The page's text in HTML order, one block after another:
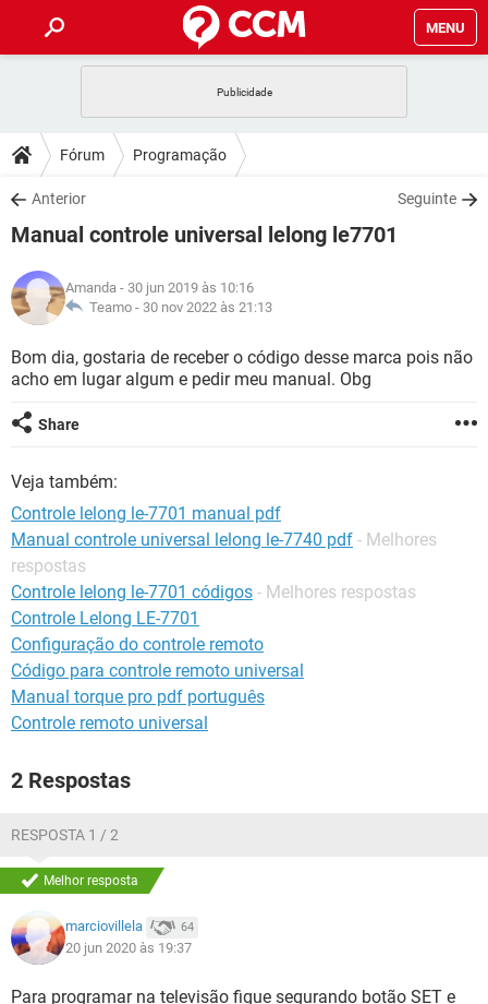
MENU
CELULAR
OUTLOOK
INSTAGRAM GMAIL
GUIA DE COMPRAS
DICAS
JOGOS
INSTAGRAM
GUIA DE COMPRAS
DOWNLOADS
JOGOS WHATSAPP
CELULAR
OUTLOOK EXCEL
INSTAGRAM GMAIL
GUIA DE COMPRAS
JOGOS
CELULAR
OUTLOOK EXCEL
GLOSSÁRIO
JOGOS WHATSAPP
CELULAR FACEBOOK
OUTLOOK
GUIA DE COMPRAS
Fórum Programação
Anterior Seguinte
Manual controle universal lelong le7701
Amanda - 30 jun 2019 às 10:16
Teamo - 30 nov 2022 às 21:13
Bom dia, gostaria de receber o código desse marca pois não
acho em lugar algum e pedir meu manual. Obg
Share
Veja também:
Controle lelong le-7701 manual pdf
Manual controle universal lelong le-7740 pdf - Melhores
respostas
Controle lelong le-7701 códigos - Melhores respostas
Controle Lelong LE-7701
Configuração do controle remoto
Código para controle remoto universal
Manual torque pro pdf português
Controle remoto universal
2 Respostas
RESPOSTA 1 / 2
Melhor resposta
marciovillela 64
20 jun 2020 às 19:37
Para programar na televisão fique segurando botão SET e